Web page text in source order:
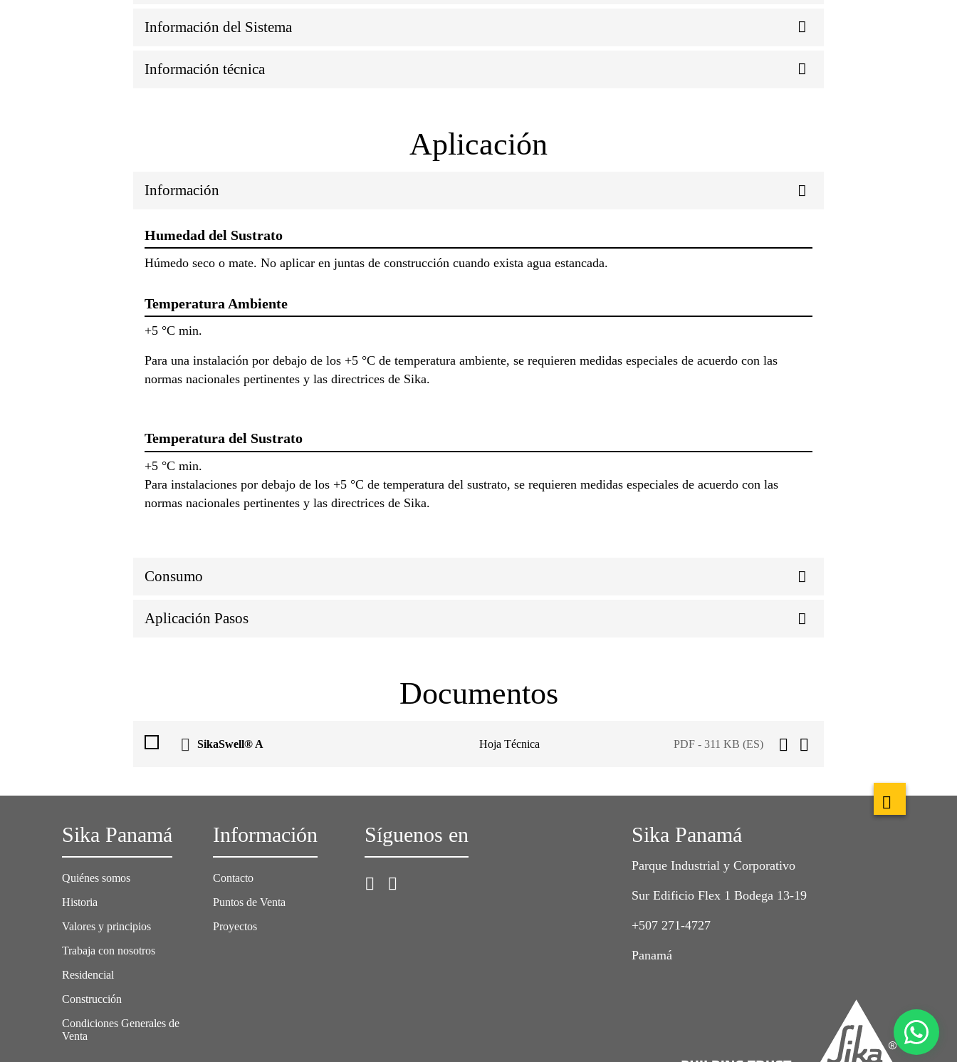
Información del Sistema
Información técnica
Aplicación
Información
Humedad del Sustrato
Húmedo seco o mate. No aplicar en juntas de construcción cuando exista agua estancada.
Temperatura Ambiente
+5 °C min.
Para una instalación por debajo de los +5 °C de temperatura ambiente, se requieren medidas especiales de acuerdo con las
normas nacionales pertinentes y las directrices de Sika.
Temperatura del Sustrato
+5 °C min.
Para instalaciones por debajo de los +5 °C de temperatura del sustrato, se requieren medidas especiales de acuerdo con las
normas nacionales pertinentes y las directrices de Sika.
Consumo
Aplicación Pasos
Documentos
SikaSwell® A Hoja Técnica PDF - 311 KB (ES)
Sika Panamá
Quiénes somos
Historia
Valores y principios
Trabaja con nosotros
Residencial
Construcción
Condiciones Generales de
Venta
Información
Contacto
Puntos de Venta
Proyectos
Síguenos en Sika Panamá
Parque Industrial y Corporativo
Sur Edificio Flex 1 Bodega 13-19
+507 271-4727
Panamá